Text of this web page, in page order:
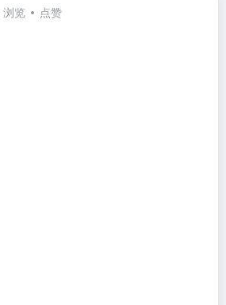
浏览 点赞